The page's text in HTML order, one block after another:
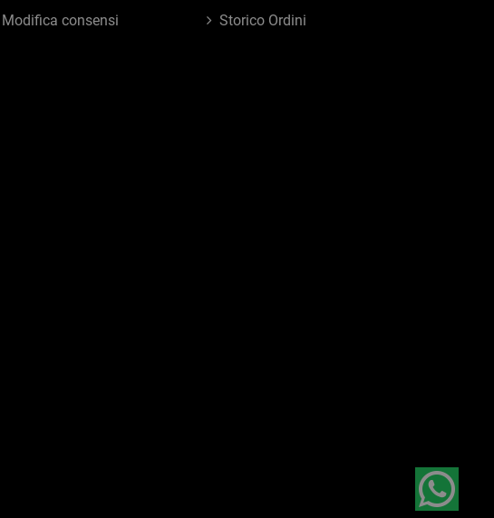
Modifica consensi
Storico Ordini